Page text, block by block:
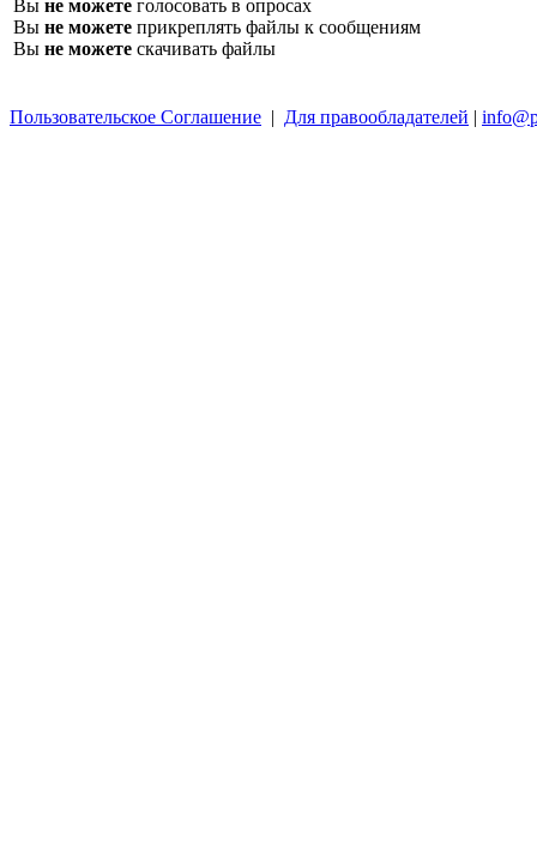
Вы не можете голосовать в опросах
Вы не можете прикреплять файлы к сообщениям
Вы не можете скачивать файлы
Пользовательское Соглашение | Для правообладателей |